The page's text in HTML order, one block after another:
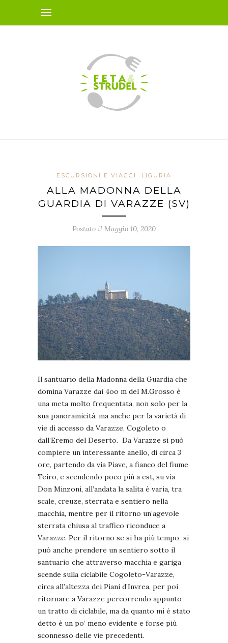
ESCURSIONI E VIAGGI LIGURIA
ALLA MADONNA DELLA
GUARDIA DI VARAZZE (SV)
Postato il Maggio 10, 2020
Il santuario della Madonna della Guardia che
domina Varazze dai 4oo m del M.Grosso è
una meta molto frequentata, non solo per la
sua panoramicità, ma anche per la varietà di
vie di accesso da Varazze, Cogoleto o
dall’Eremo del Deserto. Da Varazze si può
compiere un interessante anello, di circa 3
ore, partendo da via Piave, a fianco del fiume
Teiro, e scendendo poco più a est, su via
Don Minzoni, all’andata la salita è varia, tra
scale, creuze, sterrata e sentiero nella
macchia, mentre per il ritorno un’agevole
sterrata chiusa al traffico riconduce a
Varazze. Per il ritorno se si ha più tempo si
può anche prendere un sentiero sotto il
santuario che attraverso macchia e gariga
scende sulla ciclabile Cogoleto-Varazze,
circa all’altezza dei Piani d’Invrea, per poi
ritornare a Varazze percorrendo appunto
un tratto di ciclabile, ma da quanto mi è stato
detto è un po’ meno evidente e forse più
sconnesso delle vie precedenti.